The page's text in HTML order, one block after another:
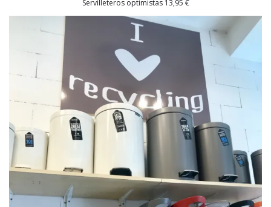
Servilleteros optimistas 13,95 €